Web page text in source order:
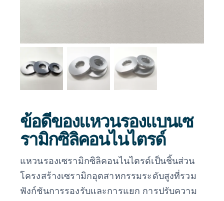
ข้อดีของแหวนรองแบนเซ
รามิกซิลิคอนไนไตรด์
แหวนรองเซรามิกซิลิคอนไนไตรด์เป็นชิ้นส่วน
โครงสร้างเซรามิกอุตสาหกรรมระดับสูงที่รวม
ฟังก์ชันการรองรับและการแยก การปรับความ